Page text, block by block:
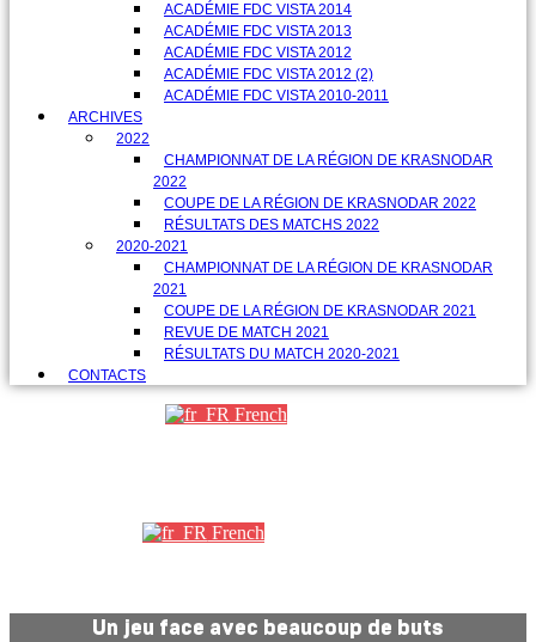
ACADÉMIE FDC VISTA 2014
ACADÉMIE FDC VISTA 2013
ACADÉMIE FDC VISTA 2012
ACADÉMIE FDC VISTA 2012 (2)
ACADÉMIE FDC VISTA 2010-2011
ARCHIVES
2022
CHAMPIONNAT DE LA RÉGION DE KRASNODAR
2022
COUPE DE LA RÉGION DE KRASNODAR 2022
RÉSULTATS DES MATCHS 2022
2020-2021
CHAMPIONNAT DE LA RÉGION DE KRASNODAR
2021
COUPE DE LA RÉGION DE KRASNODAR 2021
REVUE DE MATCH 2021
RÉSULTATS DU MATCH 2020-2021
CONTACTS
French
French
Un jeu face avec beaucoup de buts